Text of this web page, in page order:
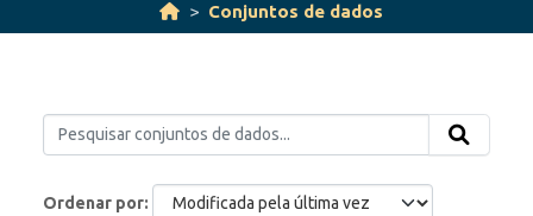
Conjuntos de dados
Ordenar por